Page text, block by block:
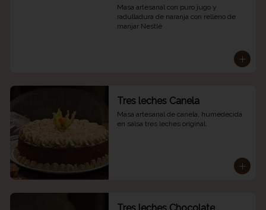
Masa artesanal con puro jugo y
radulladura de naranja con relleno de
manjar Nestlé
Tres leches Canela
Masa artesanal de canela, humedecida
en salsa tres leches original.